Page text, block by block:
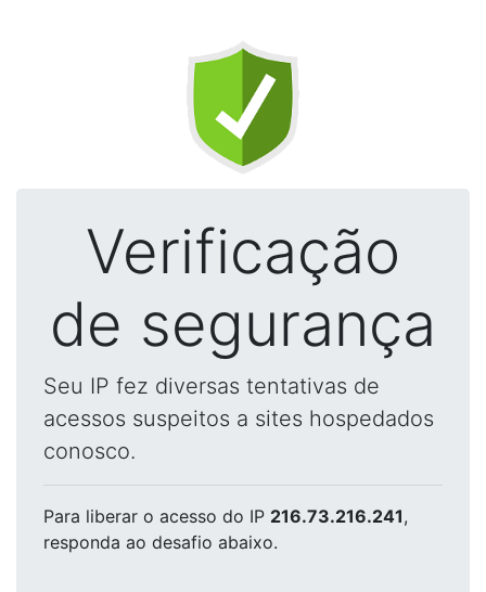
Verificação
de segurança
Seu IP fez diversas tentativas de
acessos suspeitos a sites hospedados
conosco.
Para liberar o acesso do IP 216.73.216.241,
responda ao desafio abaixo.